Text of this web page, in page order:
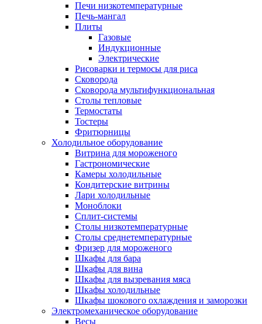
Печи низкотемпературные
Печь-мангал
Плиты
Газовые
Индукционные
Электрические
Рисоварки и термосы для риса
Сковорода
Сковорода мультифункциональная
Столы тепловые
Термостаты
Тостеры
Фритюрницы
Холодильное оборудование
Витрина для мороженого
Гастрономические
Камеры холодильные
Кондитерские витрины
Лари холодильные
Моноблоки
Сплит-системы
Столы низкотемпературные
Столы среднетемпературные
Фризер для мороженого
Шкафы для бара
Шкафы для вина
Шкафы для вызревания мяса
Шкафы холодильные
Шкафы шокового охлаждения и заморозки
Электромеханическое оборудование
Весы